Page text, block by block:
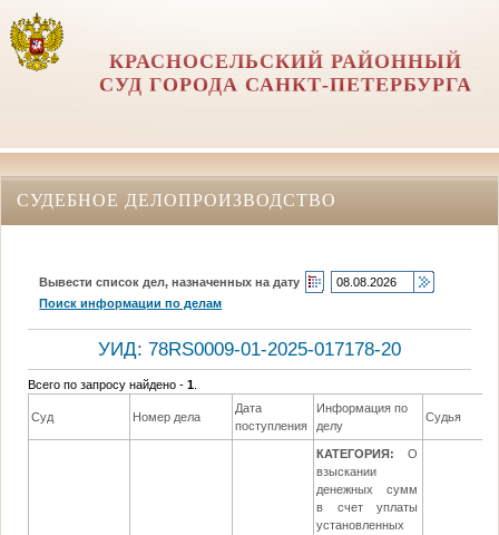
КРАСНОСЕЛЬСКИЙ РАЙОННЫЙ
СУД ГОРОДА САНКТ-ПЕТЕРБУРГА
СУДЕБНОЕ ДЕЛОПРОИЗВОДСТВО
Вывести список дел, назначенных на дату
Поиск информации по делам
УИД: 78RS0009-01-2025-017178-20
Всего по запросу найдено -1
Суд Номер дела
Дата
поступления
Информация по
делу
Судья
КАТЕГОРИЯ:
О
взыскании
денежных сумм
в счет уплаты
установленных